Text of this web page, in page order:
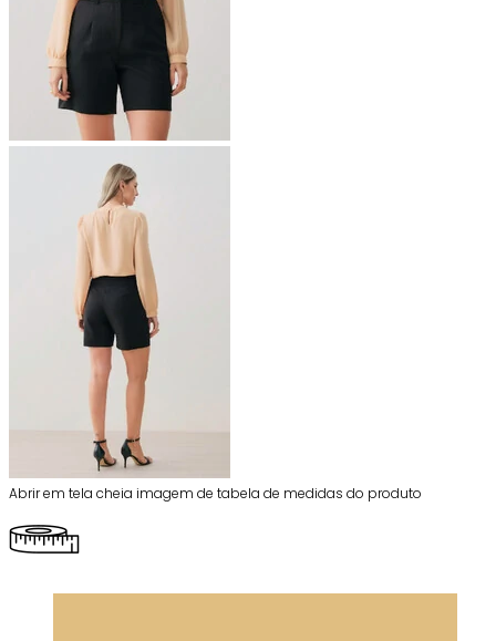
Abrir em tela cheia imagem de tabela de medidas do produto